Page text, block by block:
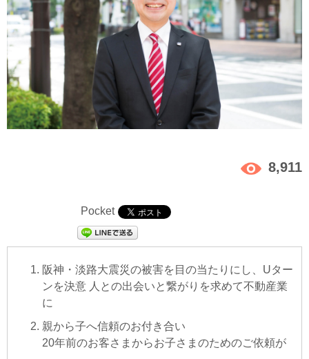
8,911
Pocket
阪神・淡路大震災の被害を目の当たりにし、Uター
ンを決意 人との出会いと繋がりを求めて不動産業
に
親から子へ信頼のお付き合い
20年前のお客さまからお子さまのためのご依頼が